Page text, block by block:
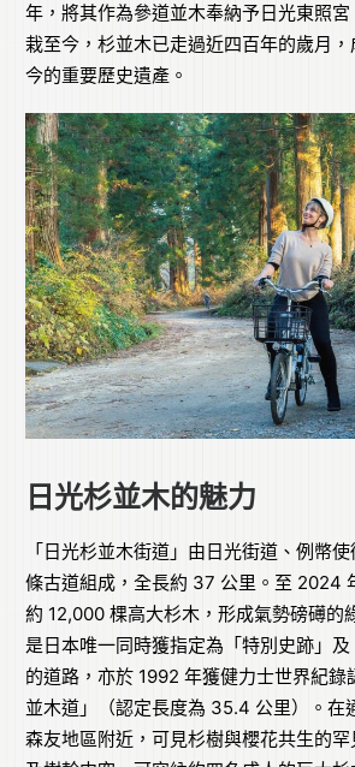
年，將其作為參道並木奉納予日光東照
栽至今，杉並木已走過近四百年的歲月
今的重要歷史遺產。
日光杉並木的魅力
「日光杉並木街道」由日光街道、例幣
條古道組成，全長約 37 公里。至 2024
約 12,000 棵高大杉木，形成氣勢磅礡的
是日本唯一同時獲指定為「特別史跡」及
的道路，亦於 1992 年獲健力士世界紀錄
並木道」（認定長度為 35.4 公里）。在
森友地區附近，可見杉樹與櫻花共生的